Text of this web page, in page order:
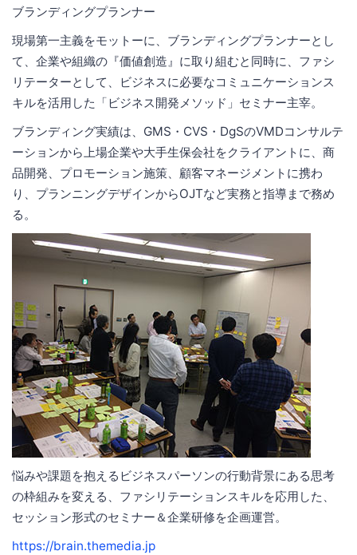
ブランディングプランナー
現場第一主義をモットーに、ブランディングプランナーとし
て、企業や組織の『価値創造』に取り組むと同時に、ファシ
リテーターとして、ビジネスに必要なコミュニケーションス
キルを活用した「ビジネス開発メソッド」セミナー主宰。
ブランディング実績は、GMS・CVS・DgSのVMDコンサルテ
ーションから上場企業や大手生保会社をクライアントに、商
品開発、プロモーション施策、顧客マネージメントに携わ
り、プランニングデザインからOJTなど実務と指導まで務め
る。
悩みや課題を抱えるビジネスパーソンの行動背景にある思考
の枠組みを変える、ファシリテーションスキルを応用した、
セッション形式のセミナー＆企業研修を企画運営。
https://brain.themedia.jp